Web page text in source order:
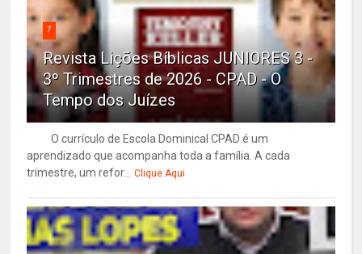
7
Revista Lições Bíblicas JUNIORES 3 -
3º Trimestres de 2026 - CPAD - O
Tempo dos Juízes
O currículo de Escola Dominical CPAD é um
aprendizado que acompanha toda a família. A cada
trimestre, um refor... Clique Aqui